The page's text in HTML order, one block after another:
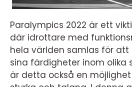
Paralympics 2022 är ett
där idrottare med
hela världen samlas för
sina färdigheter inom olika
är detta också en